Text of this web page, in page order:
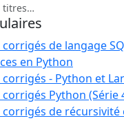
titres…
corrigés de langage
en Python
corrigés - Python et
corrigés Python (Série
corrigés de récursivité